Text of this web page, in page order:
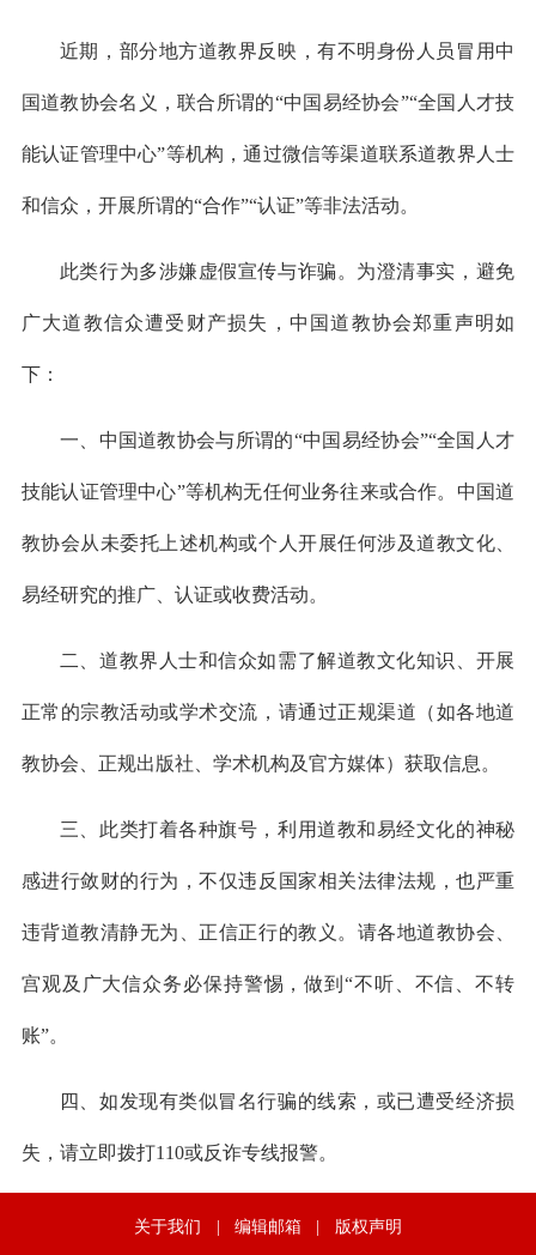
近期，部分地方道教界反映，有不明身份人员冒用中
国道教协会名义，联合所谓的“中国易经协会”“全国人才技
能认证管理中心”等机构，通过微信等渠道联系道教界人士
和信众，开展所谓的“合作”“认证”等非法活动。
此类行为多涉嫌虚假宣传与诈骗。为澄清事实，避免
广大道教信众遭受财产损失，中国道教协会郑重声明如
下：
一、中国道教协会与所谓的“中国易经协会”“全国人才
技能认证管理中心”等机构无任何业务往来或合作。中国道
教协会从未委托上述机构或个人开展任何涉及道教文化、
易经研究的推广、认证或收费活动。
二、道教界人士和信众如需了解道教文化知识、开展
正常的宗教活动或学术交流，请通过正规渠道（如各地道
教协会、正规出版社、学术机构及官方媒体）获取信息。
三、此类打着各种旗号，利用道教和易经文化的神秘
感进行敛财的行为，不仅违反国家相关法律法规，也严重
违背道教清静无为、正信正行的教义。请各地道教协会、
宫观及广大信众务必保持警惕，做到“不听、不信、不转
账”。
四、如发现有类似冒名行骗的线索，或已遭受经济损
失，请立即拨打110或反诈专线报警。
关于我们 | 编辑邮箱 | 版权声明